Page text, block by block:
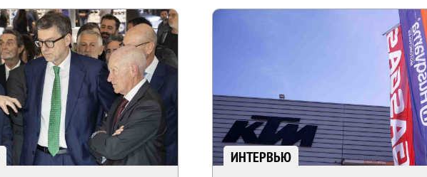
ИНТЕРВЬЮ